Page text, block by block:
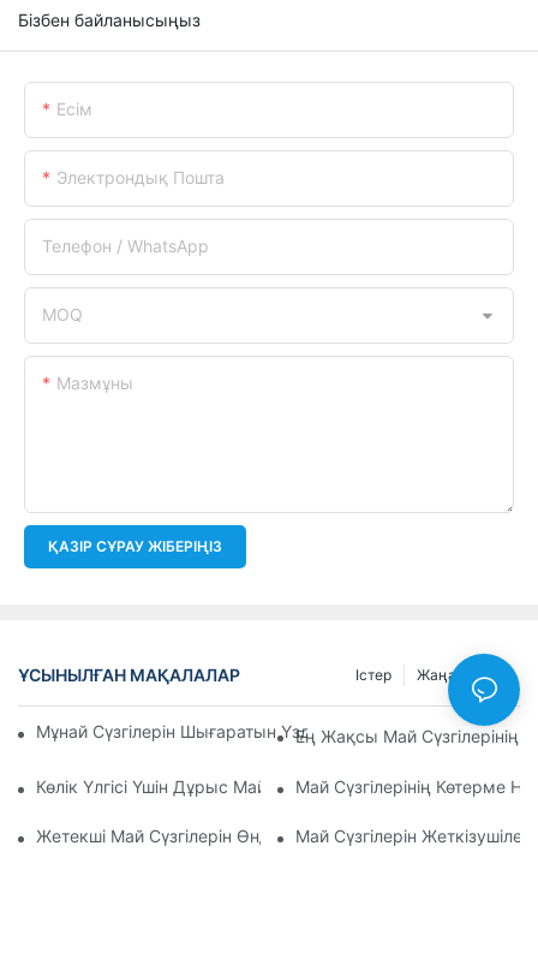
Бізбен байланысыңыз
Есім
Электрондық Пошта
Телефон / WhatsApp
MOQ
Мазмұны
ҚАЗІР СҰРАУ ЖІБЕРІҢІЗ
ҰСЫНЫЛҒАН МАҚАЛАЛАР Жаңалықтар
Істер
Мұнай Сүзгілерін Шығаратын Үздік Компаниялар: Жан-
Ең Жақсы Май Сүзгілерінің
Көлік Үлгісі Үшін Дұрыс Май Сүзгісін Таңдау: Негізгі Ойлар
Май Сүзгілерінің Көтерме
Жетекші Май Сүзгілерін Өндірушілер Мен Олардың
Май Сүзгілерін